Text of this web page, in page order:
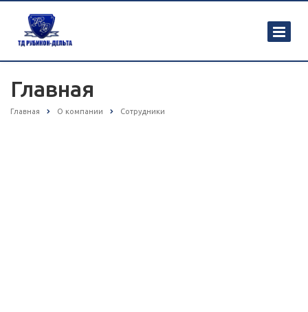
Главная
Главная О компании Сотрудники